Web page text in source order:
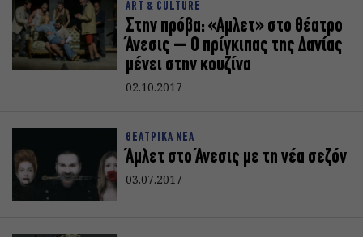
ART & CULTURE
Στην πρόβα: «Αμλετ» στο θέατρο
Άνεσις – Ο πρίγκιπας της Δανίας
μένει στην κουζίνα
02.10.2017
ΘΕΑΤΡΙΚΑ ΝΕΑ
Άμλετ στο Άνεσις με τη νέα σεζόν
03.07.2017